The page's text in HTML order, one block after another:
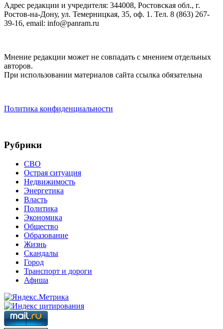
Адрес редакции и учредителя: 344008, Ростовская обл., г.
Ростов-на-Дону, ул. Темерницкая, 35, оф. 1. Тел. 8 (863) 267-
39-16, email: info@panram.ru
Мнение редакции может не совпадать с мнением отдельных
авторов.
При использовании материалов сайта ссылка обязательна
Политика конфиденциальности
Рубрики
СВО
Острая ситуация
Недвижимость
Энергетика
Власть
Политика
Экономика
Общество
Образование
Жизнь
Скандалы
Город
Транспорт и дороги
Афиша